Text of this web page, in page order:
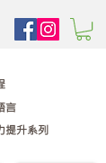
言
提升系列